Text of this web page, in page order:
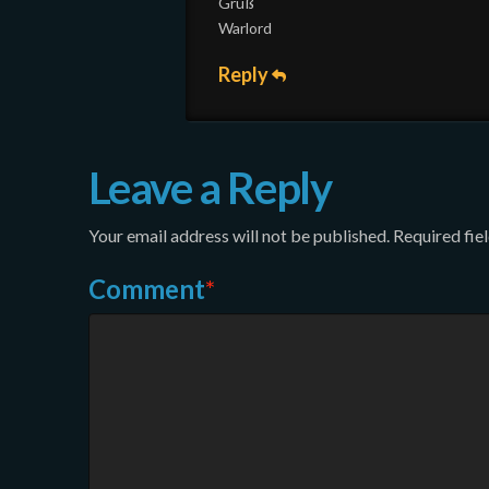
Warlord
Reply
Leave a Reply
Your email address will not be published. Required
Comment*